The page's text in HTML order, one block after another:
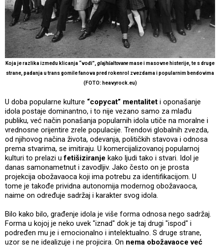
Koja je razlika između klicanja “vođi”, glajhšaltovanemase i masovne histerije, te s druge
strane, padanja u trans gomile fanova pred rokenrol zvezdama i popularnim bendovima
(FOTO: heavyrock.eu)
U doba popularne kulture “copycat” mentalitet i oponašanje
idola postaje dominantno, i to nije vezano samo za mlađu
publiku, već način ponašanja popularnih idola utiče na moralne i
vrednosne orijentire zrele populacije. Trendovi globalnih zvezda,
od njihovog načina života, odevanja, političkih stavova i odnosa
prema stvarima, se imitiraju. U komercijalizovanoj popularnoj
kulturi to prelazi ufetišiziranje kako ljudi tako i stvari. Idol je
danas samonametnut i zavodljiv. Jako često on je prosta
projekcija obožavaoca koji ima potrebu za identifikacijom. U
tome je takođe prividna autonomija modernog obožavaoca,
naime on određuje sadržaj i karakter svog idola.
Bilo kako bilo, građenje idola je više forma odnosa nego sadržaj.
Forma u kojoj je neko uvek "iznad" dok je taj drugi "ispod" i
podređen mu je i emocionalno i intelektualno. S druge strane,
uzor se ne idealizuje i ne projicira. On nema obožavaoce već